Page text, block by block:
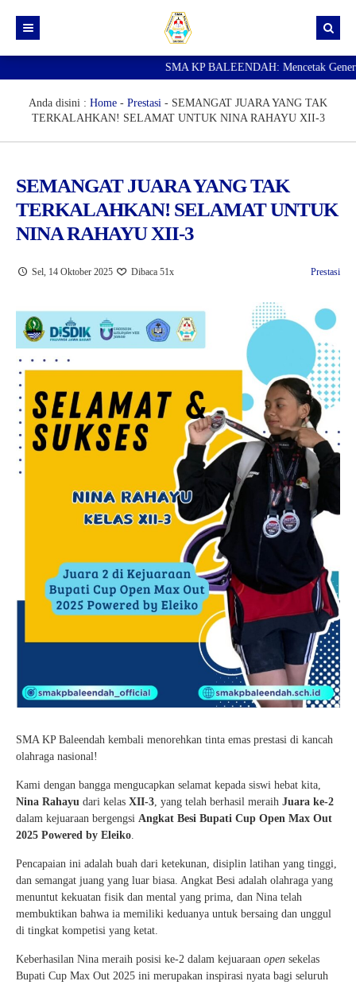
Berita
SPMB
SMA KP BALEENDAH: Mencetak
Anda disini : Home - Prestasi - SEMANGAT JUARA YANG TAK
TERKALAHKAN! SELAMAT UNTUK NINA RAHAYU XII-3
SEMANGAT JUARA YANG TAK
TERKALAHKAN! SELAMAT UNTUK
NINA RAHAYU XII-3
Sel, 14 Oktober 2025 Dibaca 51x Prestasi
SMA KP Baleendah kembali menorehkan tinta emas prestasi di kancah
olahraga nasional!
Kami dengan bangga mengucapkan selamat kepada siswi hebat kita,
Nina Rahayu dari kelas XII-3, yang telah berhasil meraih Juara ke-2
dalam kejuaraan bergengsi Angkat Besi Bupati Cup Open Max Out
2025 Powered by Eleiko.
Pencapaian ini adalah buah dari ketekunan, disiplin latihan yang tinggi,
dan semangat juang yang luar biasa. Angkat Besi adalah olahraga yang
menuntut kekuatan fisik dan mental yang prima, dan Nina telah
membuktikan bahwa ia memiliki keduanya untuk bersaing dan unggul
di tingkat kompetisi yang ketat.
Keberhasilan Nina meraih posisi ke-2 dalam kejuaraan open sekelas
Bupati Cup Max Out 2025 ini merupakan inspirasi nyata bagi seluruh